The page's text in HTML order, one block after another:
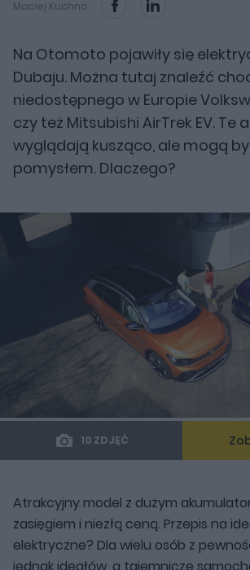
Maciej Kuchno
Na Otomoto pojawiły się
Dubaju. Można tutaj znaleźć
niedostępnego w Europie
czy też Mitsubishi AirTrek EV. Te
wyglądają kusząco, ale mogą
pomysłem. Dlaczego?
10 ZDJĘĆ
Atrakcyjny model z dużym
zasięgiem i niezłą ceną. Przepis na
elektryczne? Dla wielu osób z
jednak ideałów, a tajemnicze